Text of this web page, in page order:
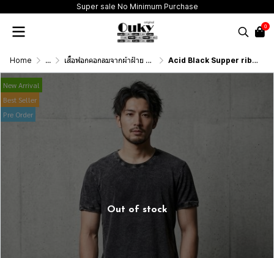
Super sale No Minimum Purchase
0
Home ... เสื้อฟอกคอกลมจากผ้าฝ้าย 100% (T-Shirt Round Neck Vintage Washed Cotton 100%) Acid Black Supper rib (สีดำฟอกเอซิด) ผ้าฟอกคอกลมผลิตจากผ้าฝ้าย 100% ให้ความรู้สึกนุ่มฟู เบาสบาย เป็นมิตรต่อผิวกาย ระบายอากาศดีไม่เหนียวติดตัว
New Arrival
Best Seller
Pre Order
Out of stock